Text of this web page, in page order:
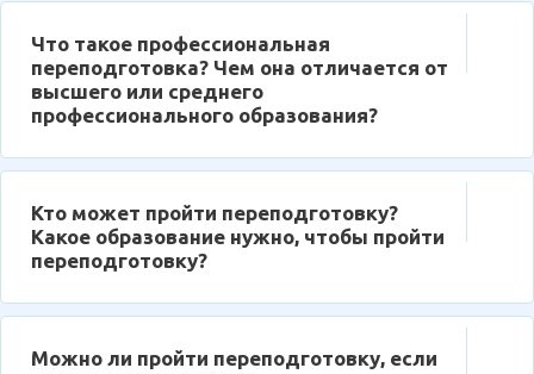
Что такое профессиональная
переподготовка? Чем она отличается от
высшего или среднего
профессионального образования?
Кто может пройти переподготовку?
Какое образование нужно, чтобы пройти
переподготовку?
Можно ли пройти переподготовку, если